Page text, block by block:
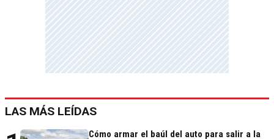
LAS MÁS LEÍDAS
Cómo armar el baúl del auto para salir a la